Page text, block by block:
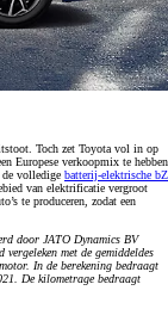
Toch zet Toyota vol in op
Europese verkoopmix te hebben
volledige batterij-elektrische bZ
van elektrificatie vergroot
te produceren, zodat een
door JATO Dynamics BV
met de gemiddeldes
In de berekening bedraagt
De kilometrage bedraagt